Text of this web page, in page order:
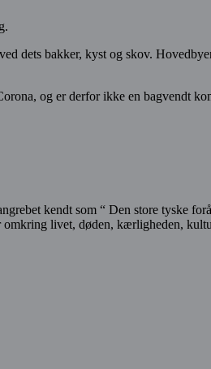
dets bakker, kyst og skov.
og er derfor ikke en bagvendt
kendt som “ Den store tyske
omkring livet, døden, kærligheden,